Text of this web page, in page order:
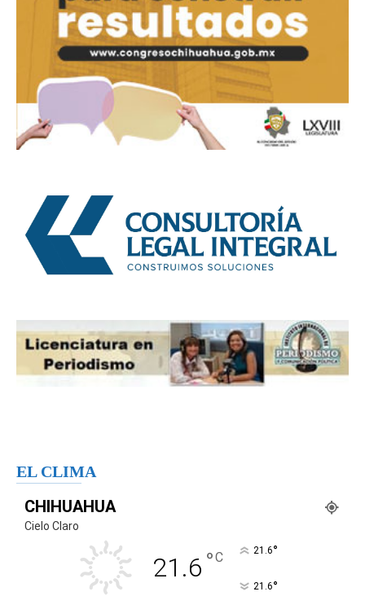
EL CLIMA
CHIHUAHUA
Cielo Claro
21.6 °C 21.6°
21.6°